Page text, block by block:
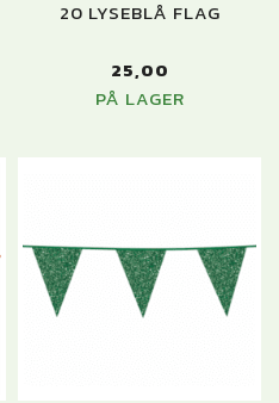
20 LYSEBLÅ FLAG
25,00
PÅ LAGER